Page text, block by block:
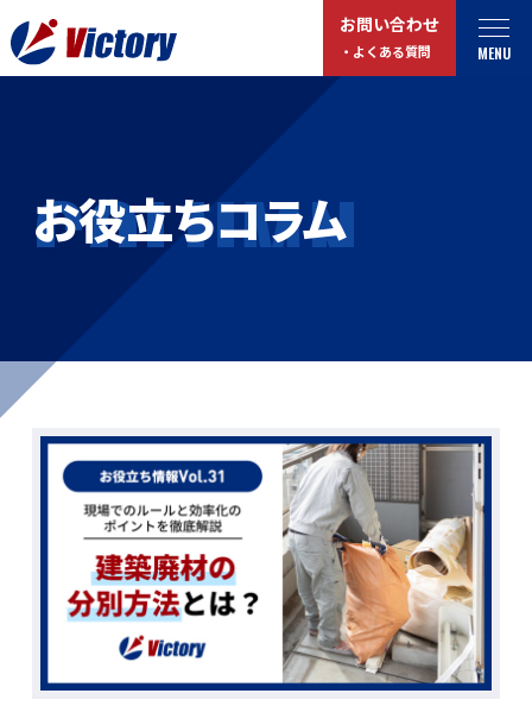
MENU
お問い合わせ
・よくある質問
事業紹介
総合解体 / 解体事業
産業廃棄物収集/ 運搬
企業概要
サステナビリティ
活動レポート
最新情報
お役立ちコラム
マイページログイン
採用情報
社員インタビュー
お役立ちコラム
COLUMN